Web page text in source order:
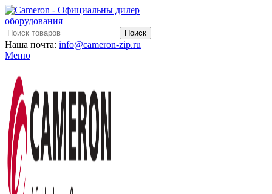
Поиск
Наша почта: info@cameron-zip.ru
Меню